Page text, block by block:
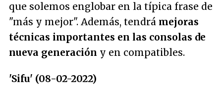
que solemos englobar en la típica frase de
"más y mejor". Además, tendrá mejoras
técnicas importantes en las consolas de
nueva generación y en compatibles.
'Sifu' (08-02-2022)